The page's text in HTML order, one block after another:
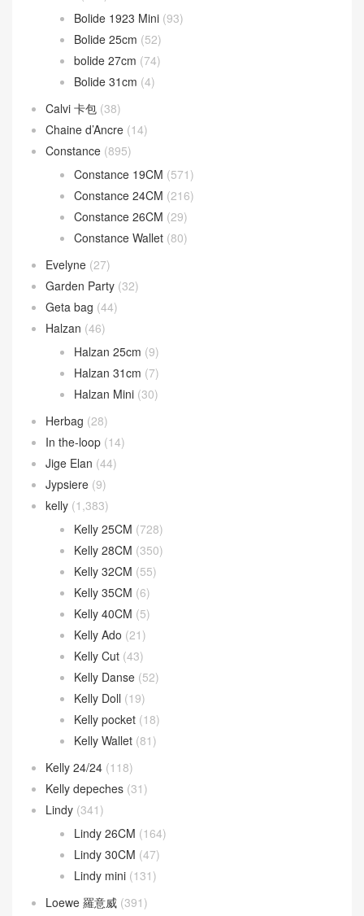
Bolide 1923 Mini (93)
Bolide 25cm (52)
bolide 27cm (74)
Bolide 31cm (4)
Calvi 卡包 (38)
Chaine d’Ancre (14)
Constance (895)
Constance 19CM (571)
Constance 24CM (216)
Constance 26CM (29)
Constance Wallet (80)
Evelyne (27)
Garden Party (32)
Geta bag (44)
Halzan (46)
Halzan 25cm (9)
Halzan 31cm (7)
Halzan Mini (30)
Herbag (28)
In the-loop (14)
Jige Elan (44)
Jypsiere (9)
kelly (1,383)
Kelly 25CM (728)
Kelly 28CM (350)
Kelly 32CM (55)
Kelly 35CM (6)
Kelly 40CM (5)
Kelly Ado (21)
Kelly Cut (43)
Kelly Danse (52)
Kelly Doll (19)
Kelly pocket (18)
Kelly Wallet (81)
Kelly 24/24 (118)
Kelly depeches (31)
Lindy (341)
Lindy 26CM (164)
Lindy 30CM (47)
Lindy mini (131)
Loewe 羅意威 (391)